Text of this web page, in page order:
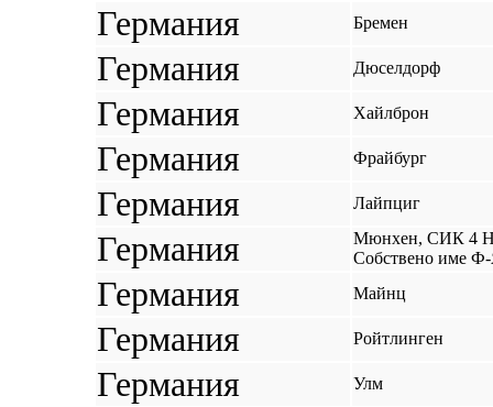
Германия Бремен
Германия Дюселдорф
Германия Хайлброн
Германия Фрайбург
Германия Лайпциг
Германия
Мюнхен, СИК 4
Собствено име
Германия Майнц
Германия Ройтлинген
Германия Улм